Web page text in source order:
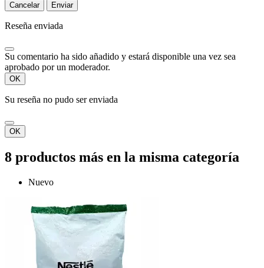
Cancelar Enviar
Reseña enviada
Su comentario ha sido añadido y estará disponible una vez sea
aprobado por un moderador.
OK
Su reseña no pudo ser enviada
OK
8 productos más en la misma categoría
Nuevo